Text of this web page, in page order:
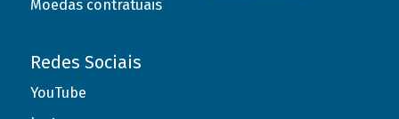
Moedas contratuais
Redes Sociais
YouTube